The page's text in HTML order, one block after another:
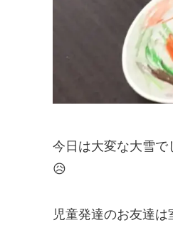
今日は大変な大雪で
😥
児童発達のお友達は